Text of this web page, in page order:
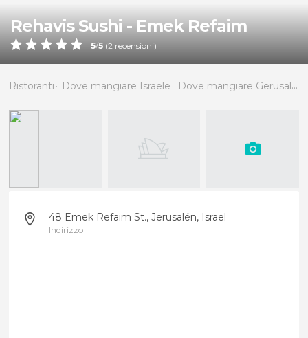
Rehavis Sushi - Emek Refaim
5/5 (2 recensioni)
Ristoranti Dove mangiare Israele Dove mangiare Gerusalemme
48 Emek Refaim St., Jerusalén, Israel
Indirizzo